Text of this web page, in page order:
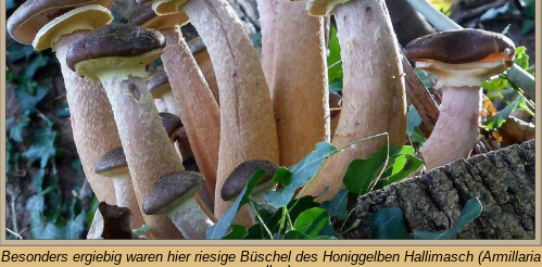
Besonders ergiebig waren hier riesige Büschel des Honiggelben Hallimasch (Armillaria